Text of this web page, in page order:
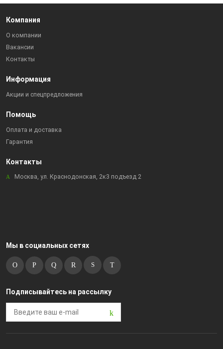
Компания
О компании
Вакансии
Контакты
Информация
Акции и спецпредложения
Помощь
Оплата и доставка
Гарантия
Контакты
Москва, ул. Краснодонская, 2к3 подъезд 2
Мы в социальных сетях
Подписывайтесь на рассылку